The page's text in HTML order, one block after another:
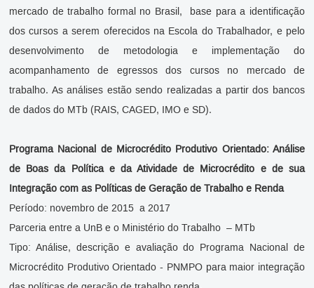
mercado de trabalho formal no Brasil, base para a identificação
dos cursos a serem oferecidos na Escola do Trabalhador, e pelo
desenvolvimento de metodologia e implementação do
acompanhamento de egressos dos cursos no mercado de
trabalho. As análises estão sendo realizadas a partir dos bancos
de dados do MTb (RAIS, CAGED, IMO e SD).
Programa Nacional de Microcrédito Produtivo Orientado: Análise
de Boas da Política e da Atividade de Microcrédito e de sua
Integração com as Políticas de Geração de Trabalho e Renda
Período: novembro de 2015 a 2017
Parceria entre a UnB e o Ministério do Trabalho – MTb
Tipo: Análise, descrição e avaliação do Programa Nacional de
Microcrédito Produtivo Orientado - PNMPO para maior integração